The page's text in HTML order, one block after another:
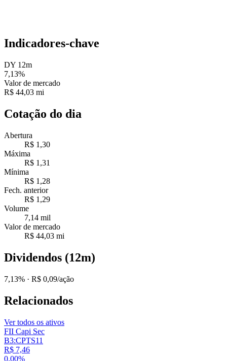
Indicadores-chave
DY 12m
7,13%
Valor de mercado
R$ 44,03 mi
Cotação do dia
Abertura
R$ 1,30
Máxima
R$ 1,31
Mínima
R$ 1,28
Fech. anterior
R$ 1,29
Volume
7,14 mil
Valor de mercado
R$ 44,03 mi
Dividendos (12m)
7,13% · R$ 0,09/ação
Relacionados
Ver todos os ativos
FII Capi Sec
B3:CPTS11
R$ 7,46
0,00%